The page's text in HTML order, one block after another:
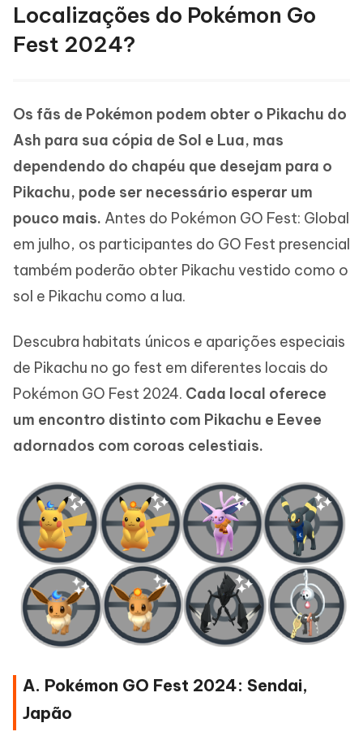
Localizações do Pokémon Go
Fest 2024?
Os fãs de Pokémon podem obter o Pikachu do
Ash para sua cópia de Sol e Lua, mas
dependendo do chapéu que desejam para o
Pikachu, pode ser necessário esperar um
pouco mais. Antes do Pokémon GO Fest: Global
em julho, os participantes do GO Fest presencial
também poderão obter Pikachu vestido como o
sol e Pikachu como a lua.
Descubra habitats únicos e aparições especiais
de Pikachu no go fest em diferentes locais do
Pokémon GO Fest 2024. Cada local oferece
um encontro distinto com Pikachu e Eevee
adornados com coroas celestiais.
A. Pokémon GO Fest 2024: Sendai,
Japão